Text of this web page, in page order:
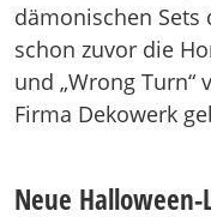
dämonischen
schon zuvor die
und „Wrong
Firma Dekowerk
Neue